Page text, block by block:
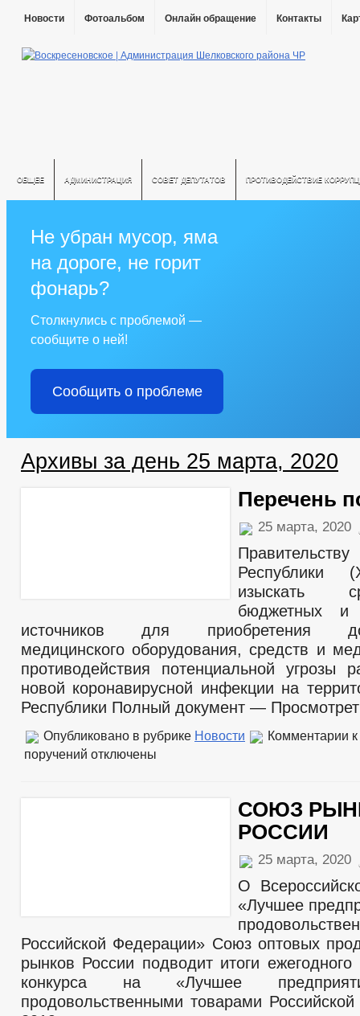
Новости Фотоальбом Онлайн обращение Контакты
ОБЩЕЕ АДМИНИСТРАЦИЯ СОВЕТ ДЕПУТАТОВ ПРОТИВОДЕЙСТВИЕ
Не убран мусор, яма
на дороге, не горит
фонарь?
Столкнулись с проблемой —
сообщите о ней!
Сообщить о проблеме
Архивы за день 25 марта, 2020
Перечень
25 марта, 2020
Республики
изыскать
бюджетных и
источников для приобретения
медицинского оборудования, средств и
противодействия потенциальной угрозы
новой коронавирусной инфекции на
Республики Полный документ —
Опубликовано в рубрике Новости Комментарии
поручений отключены
СОЮЗ
РОССИИ
25 марта, 2020
О
«Лучшее
Российской Федерации» Союз оптовых
рынков России подводит итоги ежегодного
конкурса на «Лучшее
продовольственными товарами